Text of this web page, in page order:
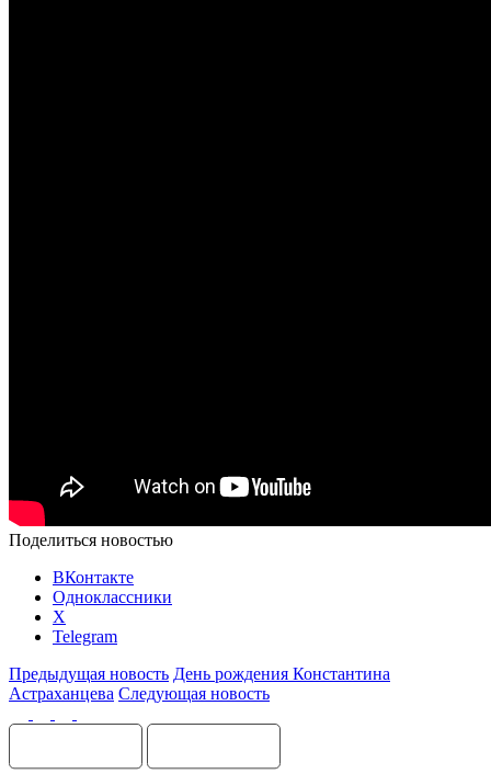
Поделиться новостью
ВКонтакте
Одноклассники
X
Telegram
Предыдущая новость День рождения Константина
Астраханцева Следующая новость